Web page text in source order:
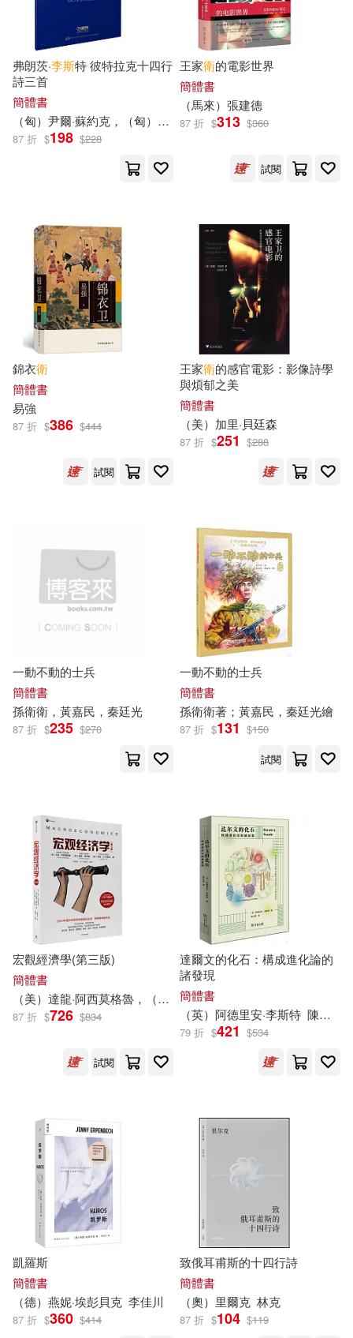
林トモアキ(14) 王韋傑(14)
管家琪(14) 美國美泰公司(14)
莎士比亞(14)
（唐）李賀(14)
（德）埃里希·凱斯特納(14)
（德）莫塞伊克(14)
（日）田中芳樹(14)
（美）拉斯金(14)
（美）李昌鈺(14)
えぞぎんぎつね(13)
ミツコエ ユウ(13)
上海巨童文化(13)
世界衛生組織(13)
張嘉峰(13) 本書編委會編(13)
李敖著(13) 美國漫威公司(13)
美國迪士尼公司(13)
衛生專業職稱考試研究專家組(13)
賈德江（主編）(13)
郭天寶(13)
陳秉坤(13) 陸衛明(13)
（美）梁贊諾夫斯基(13)
(英)莎士比亞(12) Dave C(12)
あわむら赤光(12) 一十(12)
北京工藝美術出版社(81)
臉譜(79) 臺灣商務(79)
黃山書社(77)
灕江出版社(76)
經濟科學出版社(76)
西安交通大學出版社(76)
Capriccio(74) Aparte(73)
Membran(73)
人民軍醫出版社(73)
團結出版社(72) 校園書房(72)
浙江人民出版社(72)
萬卷出版公司(72)
中國對外翻譯出版公司(71)
民主與建設出版社(71)
Naive Auvidis(70)
Ondine(70)
五南(70)
湖南科學技術出版社(70)
弗朗茨·李斯特 彼特拉克十四行
詩三首
簡體書
（匈）尹爾·蘇約克，（匈）尹爾·梅祖，（匈）安德烈·卡奇瑪切克
87 折 $198 $228
王家衛的電影世界
簡體書
（馬來）張建德
87 折 $313 $360
試閱
錦衣衛
簡體書
易強
87 折 $386 $444
試閱
王家衛的感官電影：影像詩學
與煩郁之美
簡體書
（美）加里·貝廷森
87 折 $251 $288
一動不動的士兵
簡體書
孫衛衛 ，黃嘉民，秦廷光
87 折 $235 $270
一動不動的士兵
簡體書
孫衛衛著；黃嘉民，秦廷光繪
87 折 $131 $150
試閱
宏觀經濟學(第三版)
簡體書
（美）達龍·阿西莫格魯，（美）戴維·萊布森，（美）約翰·A.
87 折 $726 $834
試閱
達爾文的化石：構成進化論的
諸發現
簡體書
（英）阿德里安·李斯特 陳永國
79 折 $421 $534
凱羅斯
簡體書
（德）燕妮·埃彭貝克 李佳川
87 折 $360 $414
致俄耳甫斯的十四行詩
簡體書
（奧）里爾克 林克
87 折 $104 $119